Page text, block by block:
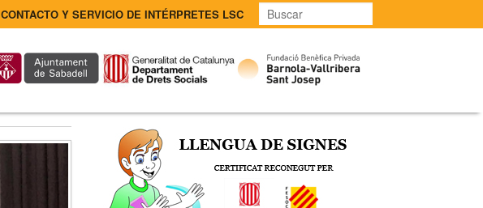
CONTACTO Y SERVICIO DE INTÉRPRETES LSC